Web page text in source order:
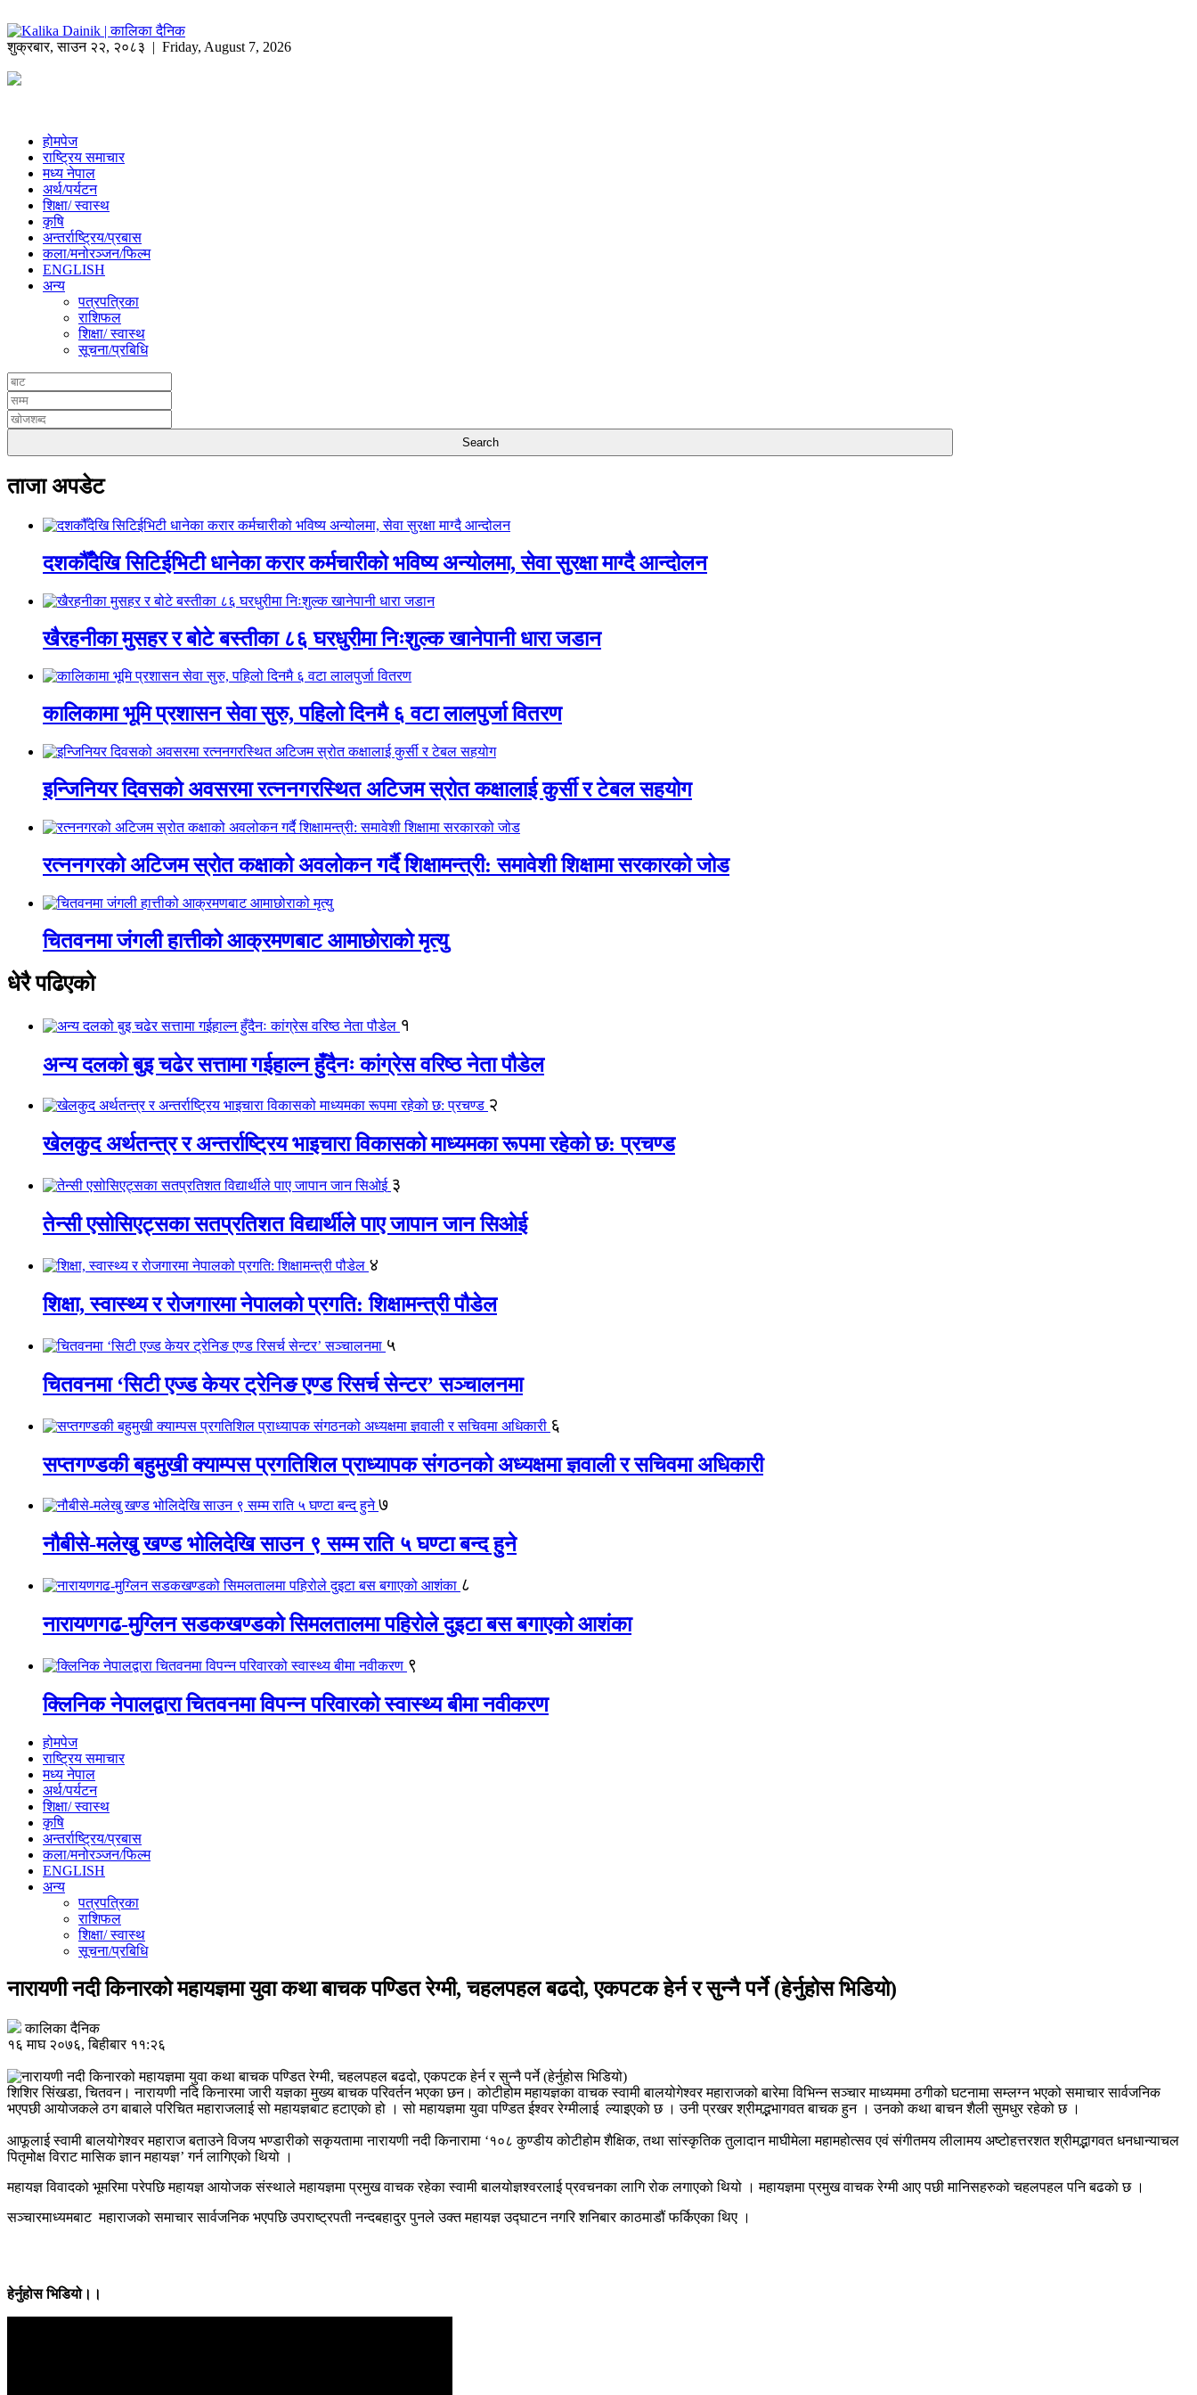
शुक्रबार,साउन २२, २०८३ | Friday, August 7, 2026
होमपेज
राष्ट्रिय समाचार
मध्य नेपाल
अर्थ/पर्यटन
शिक्षा/ स्वास्थ
कृषि
अन्तर्राष्ट्रिय/प्रबास
कला/मनोरञ्जन/फिल्म
ENGLISH
अन्य
पत्रपत्रिका
राशिफल
शिक्षा/ स्वास्थ
सूचना/प्रबिधि
ताजा अपडेट
दशकौँदेखि सिटिईभिटी धानेका करार कर्मचारीको भविष्य अन्योलमा, सेवा सुरक्षा माग्दै आन्दोलन
खैरहनीका मुसहर र बोटे बस्तीका ८६ घरधुरीमा निःशुल्क खानेपानी धारा जडान
कालिकामा भूमि प्रशासन सेवा सुरु, पहिलो दिनमै ६ वटा लालपुर्जा वितरण
इन्जिनियर दिवसको अवसरमा रत्ननगरस्थित अटिजम स्रोत कक्षालाई कुर्सी र टेबल सहयोग
रत्ननगरको अटिजम स्रोत कक्षाको अवलोकन गर्दै शिक्षामन्त्री: समावेशी शिक्षामा सरकारको जोड
चितवनमा जंगली हात्तीको आक्रमणबाट आमाछोराको मृत्यु
धेरै पढिएको
१
अन्य दलको बुइ चढेर सत्तामा गईहाल्न हुँदैनः कांग्रेस वरिष्ठ नेता पौडेल
२
खेलकुद अर्थतन्त्र र अन्तर्राष्ट्रिय भाइचारा विकासको माध्यमका रूपमा रहेको छ: प्रचण्ड
३
तेन्सी एसोसिएट्सका सतप्रतिशत विद्यार्थीले पाए जापान जान सिओई
४
शिक्षा, स्वास्थ्य र रोजगारमा नेपालको प्रगति: शिक्षामन्त्री पौडेल
५
चितवनमा ‘सिटी एज्ड केयर ट्रेनिङ एण्ड रिसर्च सेन्टर’ सञ्चालनमा
६
सप्तगण्डकी बहुमुखी क्याम्पस प्रगतिशिल प्राध्यापक संगठनको अध्यक्षमा ज्ञवाली र सचिवमा अधिकारी
७
नौबीसे-मलेखु खण्ड भोलिदेखि साउन ९ सम्म राति ५ घण्टा बन्द हुने
८
नारायणगढ-मुग्लिन सडकखण्डको सिमलतालमा पहिरोले दुइटा बस बगाएको आशंका
९
क्लिनिक नेपालद्वारा चितवनमा विपन्न परिवारको स्वास्थ्य बीमा नवीकरण
होमपेज
राष्ट्रिय समाचार
मध्य नेपाल
अर्थ/पर्यटन
शिक्षा/ स्वास्थ
कृषि
अन्तर्राष्ट्रिय/प्रबास
कला/मनोरञ्जन/फिल्म
ENGLISH
अन्य
पत्रपत्रिका
राशिफल
शिक्षा/ स्वास्थ
सूचना/प्रबिधि
नारायणी नदी किनारको महायज्ञमा युवा कथा बाचक पण्डित रेग्मी, चहलपहल बढदो, एकपटक हेर्न र सुन्नै पर्ने (हेर्नुहोस भिडियो)
कालिका दैनिक
१६ माघ २०७६, बिहीबार ११:२६
शिशिर सिंखडा, चितवन। नारायणी नदि किनारमा जारी यज्ञका मुख्य बाचक परिवर्तन भएका छन। कोटीहोम महायज्ञका वाचक स्वामी बालयोगेश्वर महाराजको बारेमा विभिन्न सञ्चार माध्यममा ठगीको घटनामा सम्लग्न भएको समाचार सार्वजनिक
भएपछी आयोजकले ठग बाबाले परिचित महाराजलाई सो महायज्ञबाट हटाएकाे हो । सो महायज्ञमा युवा पण्डित ईश्वर रेग्मीलाई ल्याइएकाे छ । उनी प्रखर श्रीमद्भभागवत बाचक हुन । उनको कथा बाचन शैली सुमधुर रहेको छ ।
आफूलाई स्वामी बालयोगेश्वर महाराज बताउने विजय भण्डारीको सकृयतामा नारायणी नदी किनारामा ‘१०८ कुण्डीय कोटीहोम शैक्षिक, तथा सांस्कृतिक तुलादान माघीमेला महामहोत्सव एवं संगीतमय लीलामय अष्टोहत्तरशत श्रीमद्भागवत धनधान्याचल
पितृमोक्ष विराट मासिक ज्ञान महायज्ञ’ गर्न लागिएको थियो ।
महायज्ञ विवादको भूमरिमा परेपछि महायज्ञ आयोजक संस्थाले महायज्ञमा प्रमुख वाचक रहेका स्वामी बालयोज्ञश्वरलाई प्रवचनका लागि रोक लगाएको थियो । महायज्ञमा प्रमुख वाचक रेग्मी आए पछी मानिसहरुको चहलपहल पनि बढकाे छ ।
सञ्चारमाध्यमबाट महाराजको समाचार सार्वजनिक भएपछि उपराष्ट्रपती नन्दबहादुर पुनले उक्त महायज्ञ उद्घाटन नगरि शनिबार काठमाडौं फर्किएका थिए ।
हेर्नुहोस भिडियो।।